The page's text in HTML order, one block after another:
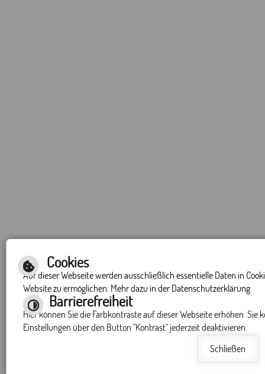
Cookies
Auf dieser Webseite werden ausschließlich essentielle Daten in
Website zu ermöglichen. Mehr dazu in der Datenschutzerklärung
Barrierefreiheit
Hier können Sie die Farbkontraste auf dieser Webseite erhöhen. Sie
Einstellungen über den Button "Kontrast" jederzeit deaktivieren.
Schließen